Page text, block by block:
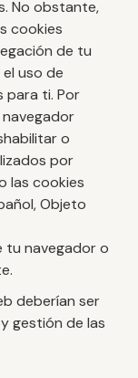
No obstante,
cookies
de tu
uso de
para ti. Por
navegador
o
por
las cookies
Objeto
tu navegador o
deberían ser
gestión de las